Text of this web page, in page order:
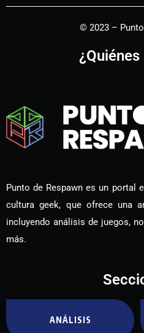
© 2023 –
Punto de Respawn es un portal
cultura geek, que ofrece una
incluyendo análisis de juegos,
más.
ANÁLISIS